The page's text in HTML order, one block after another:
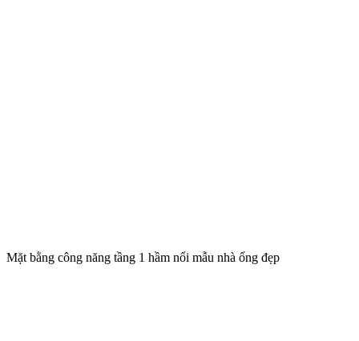
Mặt bằng công năng tầng 1 hầm nổi mẫu nhà ống đẹp